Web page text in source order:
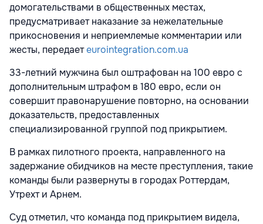
домогательствами в общественных местах,
предусматривает наказание за нежелательные
прикосновения и неприемлемые комментарии или
жесты, передаетeurointegration.com.ua
33-летний мужчина был оштрафован на 100 евро с
дополнительным штрафом в 180 евро, если он
совершит правонарушение повторно, на основании
доказательств, предоставленных
специализированной группой под прикрытием.
В рамках пилотного проекта, направленного на
задержание обидчиков на месте преступления, такие
команды были развернуты в городах Роттердам,
Утрехт и Арнем.
Суд отметил, что команда под прикрытием видела,